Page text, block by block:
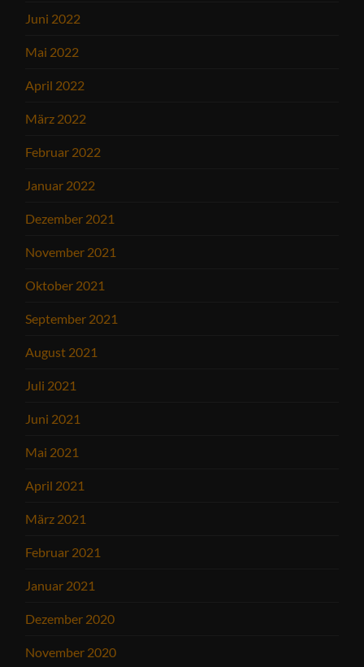
Juni 2022
Mai 2022
April 2022
März 2022
Februar 2022
Januar 2022
Dezember 2021
November 2021
Oktober 2021
September 2021
August 2021
Juli 2021
Juni 2021
Mai 2021
April 2021
März 2021
Februar 2021
Januar 2021
Dezember 2020
November 2020